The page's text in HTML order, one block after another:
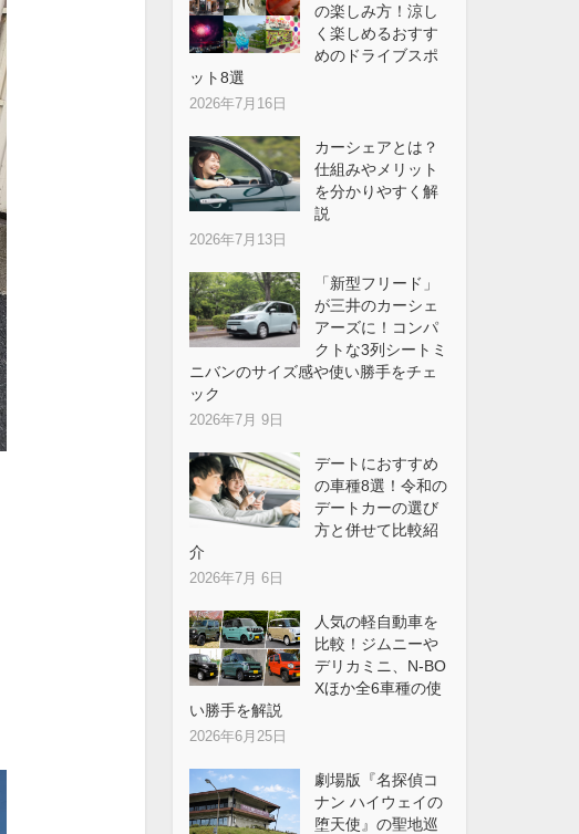
の楽しみ方！涼し
く楽しめるおすす
めのドライブスポ
ット8選
2026年7月16日
カーシェアとは？
仕組みやメリット
を分かりやすく解
説
2026年7月13日
「新型フリード」
が三井のカーシェ
アーズに！コンパ
クトな3列シートミ
ニバンのサイズ感や使い勝手をチェ
ック
2026年7月 9日
デートにおすすめ
の車種8選！令和の
デートカーの選び
方と併せて比較紹
介
2026年7月 6日
人気の軽自動車を
比較！ジムニーや
デリカミニ、N-BO
Xほか全6車種の使
い勝手を解説
2026年6月25日
劇場版『名探偵コ
ナン ハイウェイの
堕天使』の聖地巡